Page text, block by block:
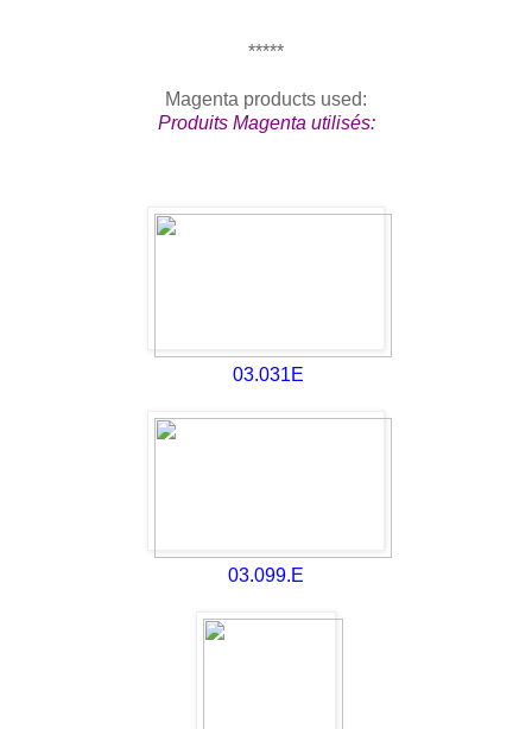
*****
Magenta products used:
Produits Magenta utilisés:
03.031E
03.099.E